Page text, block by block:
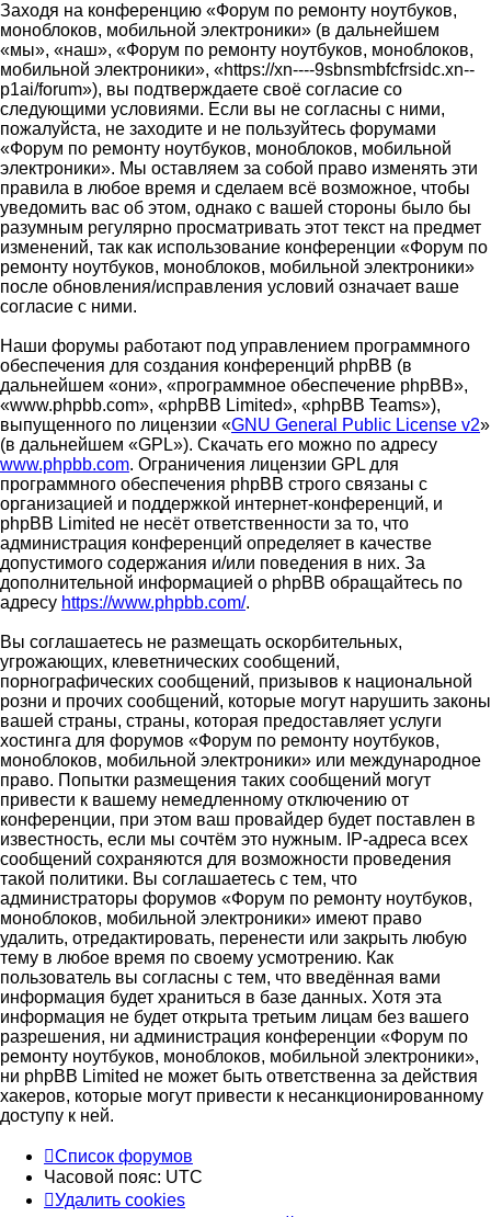
Заходя на конференцию «Форум по ремонту ноутбуков,
моноблоков, мобильной электроники» (в дальнейшем
«мы», «наш», «Форум по ремонту ноутбуков, моноблоков,
мобильной электроники», «https://xn----9sbnsmbfcfrsidc.xn--
p1ai/forum»), вы подтверждаете своё согласие со
следующими условиями. Если вы не согласны с ними,
пожалуйста, не заходите и не пользуйтесь форумами
«Форум по ремонту ноутбуков, моноблоков, мобильной
электроники». Мы оставляем за собой право изменять эти
правила в любое время и сделаем всё возможное, чтобы
уведомить вас об этом, однако с вашей стороны было бы
разумным регулярно просматривать этот текст на предмет
изменений, так как использование конференции «Форум по
ремонту ноутбуков, моноблоков, мобильной электроники»
после обновления/исправления условий означает ваше
согласие с ними.
Наши форумы работают под управлением программного
обеспечения для создания конференций phpBB (в
дальнейшем «они», «программное обеспечение phpBB»,
«www.phpbb.com», «phpBB Limited», «phpBB Teams»),
выпущенного по лицензии «GNU General Public License v2»
(в дальнейшем «GPL»). Скачать его можно по адресу
www.phpbb.com. Ограничения лицензии GPL для
программного обеспечения phpBB строго связаны с
организацией и поддержкой интернет-конференций, и
phpBB Limited не несёт ответственности за то, что
администрация конференций определяет в качестве
допустимого содержания и/или поведения в них. За
дополнительной информацией о phpBB обращайтесь по
адресу https://www.phpbb.com/.
Вы соглашаетесь не размещать оскорбительных,
угрожающих, клеветнических сообщений,
порнографических сообщений, призывов к национальной
розни и прочих сообщений, которые могут нарушить законы
вашей страны, страны, которая предоставляет услуги
хостинга для форумов «Форум по ремонту ноутбуков,
моноблоков, мобильной электроники» или международное
право. Попытки размещения таких сообщений могут
привести к вашему немедленному отключению от
конференции, при этом ваш провайдер будет поставлен в
известность, если мы сочтём это нужным. IP-адреса всех
сообщений сохраняются для возможности проведения
такой политики. Вы соглашаетесь с тем, что
администраторы форумов «Форум по ремонту ноутбуков,
моноблоков, мобильной электроники» имеют право
удалить, отредактировать, перенести или закрыть любую
тему в любое время по своему усмотрению. Как
пользователь вы согласны с тем, что введённая вами
информация будет храниться в базе данных. Хотя эта
информация не будет открыта третьим лицам без вашего
разрешения, ни администрация конференции «Форум по
ремонту ноутбуков, моноблоков, мобильной электроники»,
ни phpBB Limited не может быть ответственна за действия
хакеров, которые могут привести к несанкционированному
доступу к ней.
Список форумов
Часовой пояс: UTC
Удалить cookies